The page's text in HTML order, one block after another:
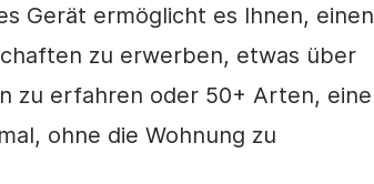
Gerät ermöglicht es Ihnen, einen
zu erwerben, etwas über
zu erfahren oder 50+ Arten, eine
ohne die Wohnung zu